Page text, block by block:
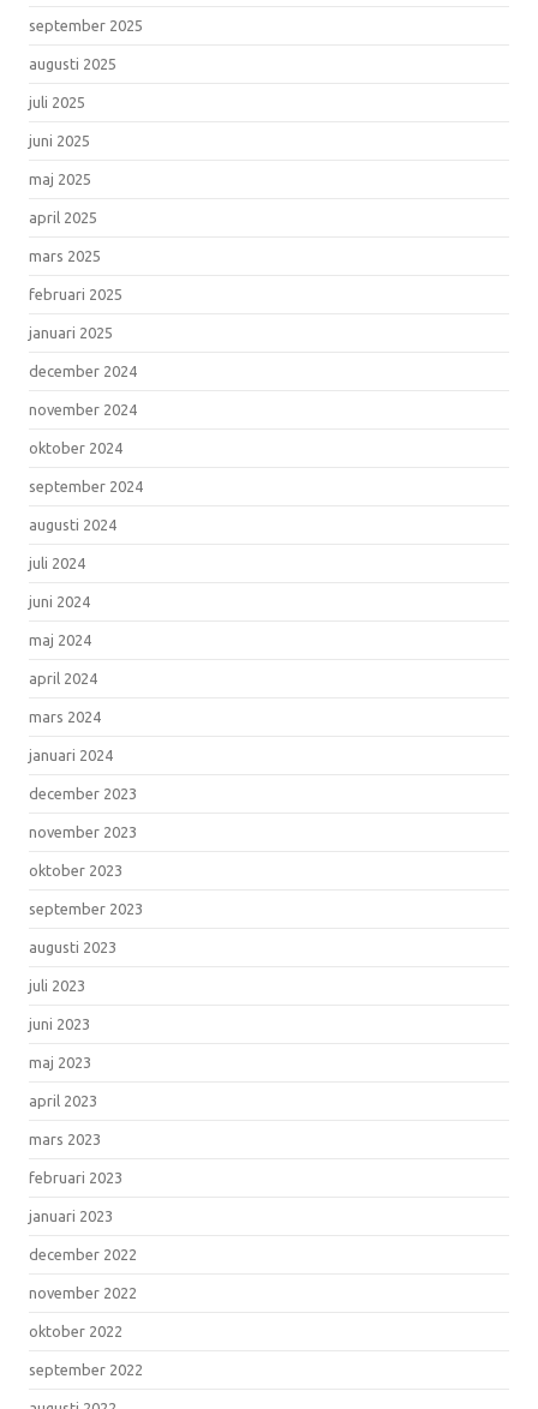
september 2025
augusti 2025
juli 2025
juni 2025
maj 2025
april 2025
mars 2025
februari 2025
januari 2025
december 2024
november 2024
oktober 2024
september 2024
augusti 2024
juli 2024
juni 2024
maj 2024
april 2024
mars 2024
januari 2024
december 2023
november 2023
oktober 2023
september 2023
augusti 2023
juli 2023
juni 2023
maj 2023
april 2023
mars 2023
februari 2023
januari 2023
december 2022
november 2022
oktober 2022
september 2022